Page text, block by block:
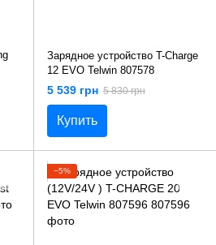
Зарядное устройство T-Charge
12 EVO Telwin 807578
5 539 грн 5 830 грн
Купить
−5%